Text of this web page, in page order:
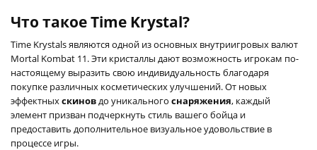
Что такое Time Krystal?
Time Krystals являются одной из основных внутриигровых валют
Mortal Kombat 11. Эти кристаллы дают возможность игрокам по-
настоящему выразить свою индивидуальность благодаря
покупке различных косметических улучшений. От новых
эффектныхскиновдо уникального снаряжения, каждый
элемент призван подчеркнуть стиль вашего бойца и
предоставить дополнительное визуальное удовольствие в
процессе игры.